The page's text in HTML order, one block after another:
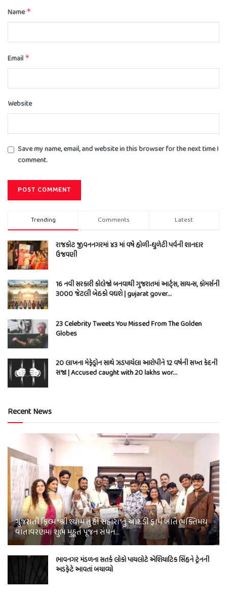
Name*
Email *
Website
Save my name, email, and website in this browser for the next time I
comment.
Trending Comments Latest
રાજકોટ જીવનનગરમાં ૪૩ માં વર્ષે હોળી-ધુળેટી પર્વની શાનદાર
ઉજવણી
16 નવી સરકારી કોલેજો બનવાથી ગુજરાતમાં આર્ટ્સ, સાયન્સ, કોમર્સની
3000 જેટલી બેઠકો વધશે | gujarat gover…
23 Celebrity Tweets You Missed From The Golden
Globes
20 લાખના મેફેડ્રોન સાથે ઝડપાયેલા આરોપીને 12 વર્ષની સખ્ત કેદની
સજા | Accused caught with 20 lakhs wor…
Recent News
ગુજરાતી ફિલ્મ “શ્રી શ્યામ તું હી સહારા”નું આર.ડી ફાર્મ ખાતે ભક્તિમય
વાતાવરણમાં શુભ મુહૂર્ત પૂજન સંપન…
ભાવનગર મંડળના સતર્ક લોકો પાયલોટે એશિયાટિક સિંહને ટ્રેનની
અડફેટે આવતાં બચાવ્યો